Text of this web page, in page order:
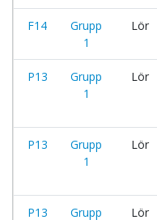
F14
Grupp
1
Lör
P13
Grupp
1
Lör
P13
Grupp
1
Lör
P13
Grupp
Lör